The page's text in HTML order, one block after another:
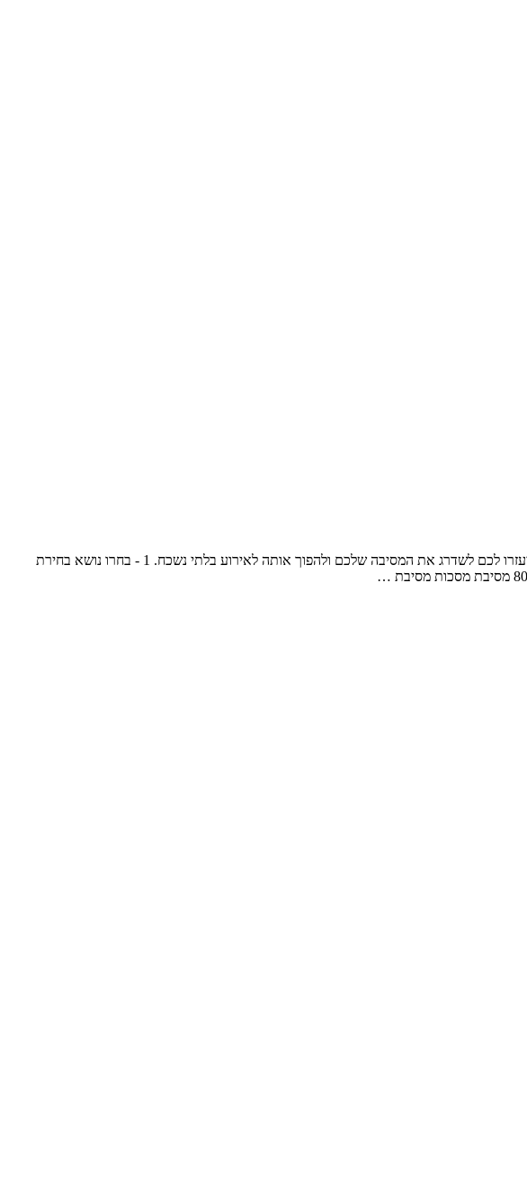
תכנון מסיבה מוצלחת דורש תשומת לב רבה לכל הפרטים, החל מבחירת הנושא ועד לבחירת האוכל והמוזיקה. קבלו 7 רעיונות שיעזרו לכם לשדרג את המסיבה שלכם ולהפוך אותה לאירוע בלתי נשכח. 1 - בחרו נושא בחירת